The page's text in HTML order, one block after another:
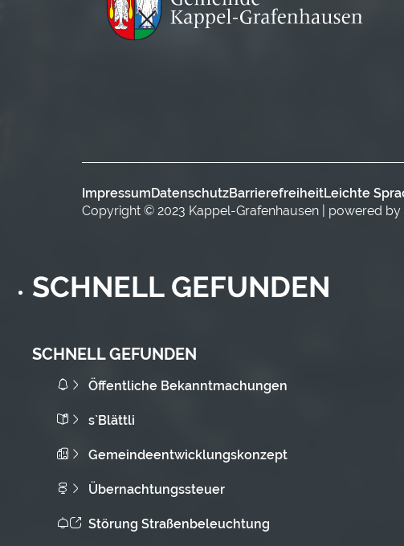
Impressum DatenschutzBarrierefreiheitLeichte
Copyright © 2023 Kappel-Grafenhausen | powered by
SCHNELL GEFUNDEN
SCHNELL GEFUNDEN
Öffentliche Bekanntmachungen
s`Blättli
Gemeindeentwicklungskonzept
Übernachtungssteuer
Störung Straßenbeleuchtung